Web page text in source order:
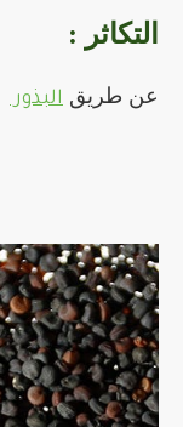
التكاثر :
عن طريق البذور